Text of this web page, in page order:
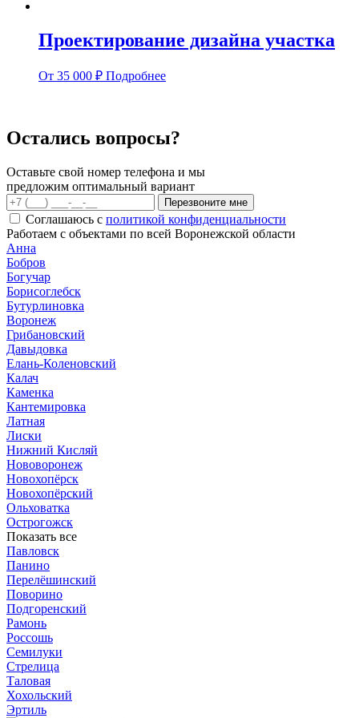
Проектирование дизайна участка
От 35 000 ₽ Подробнее
Остались вопросы?
Оставьте свой номер телефона и мы
предложим оптимальный вариант
Перезвоните мне
Соглашаюсь с политикой конфиденциальности
Работаем с объектами по всей Воронежской области
Анна
Бобров
Богучар
Борисоглебск
Бутурлиновка
Воронеж
Грибановский
Давыдовка
Елань-Коленовский
Калач
Каменка
Кантемировка
Латная
Лиски
Нижний Кисляй
Нововоронеж
Новохопёрск
Новохопёрский
Ольховатка
Острогожск
Показать все
Павловск
Панино
Перелёшинский
Поворино
Подгоренский
Рамонь
Россошь
Семилуки
Стрелица
Таловая
Хохольский
Эртиль